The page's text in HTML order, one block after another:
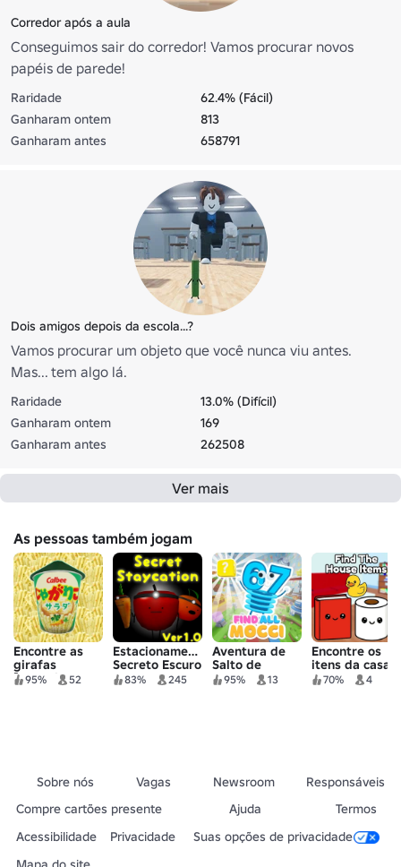
Corredor após a aula
Conseguimos sair do corredor! Vamos procurar novos
papéis de parede!
Raridade
62.4% (Fácil)
Ganharam ontem
813
Ganharam antes
658791
Dois amigos depois da escola...?
Vamos procurar um objeto que você nunca viu antes.
Mas... tem algo lá.
Raridade
13.0% (Difícil)
Ganharam ontem
169
Ganharam antes
262508
Ver mais
As pessoas também jogam
Encontre as
girafas
[JagaRico
95% 52
Estacionamento
Secreto Escuro
83% 245
Aventura de
Salto de
MOCCI
95% 13
Encontre os
itens da casa
70% 4
Sobre nós Vagas Newsroom
Responsáveis
Compre cartões presente
Ajuda
Termos
Acessibilidade
Privacidade
Suas opções de privacidade